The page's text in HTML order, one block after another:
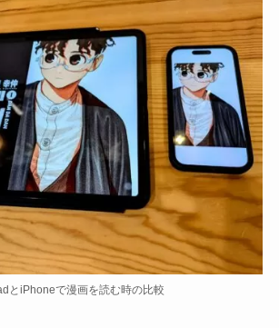
とiPhoneで漫画を読む時の比較